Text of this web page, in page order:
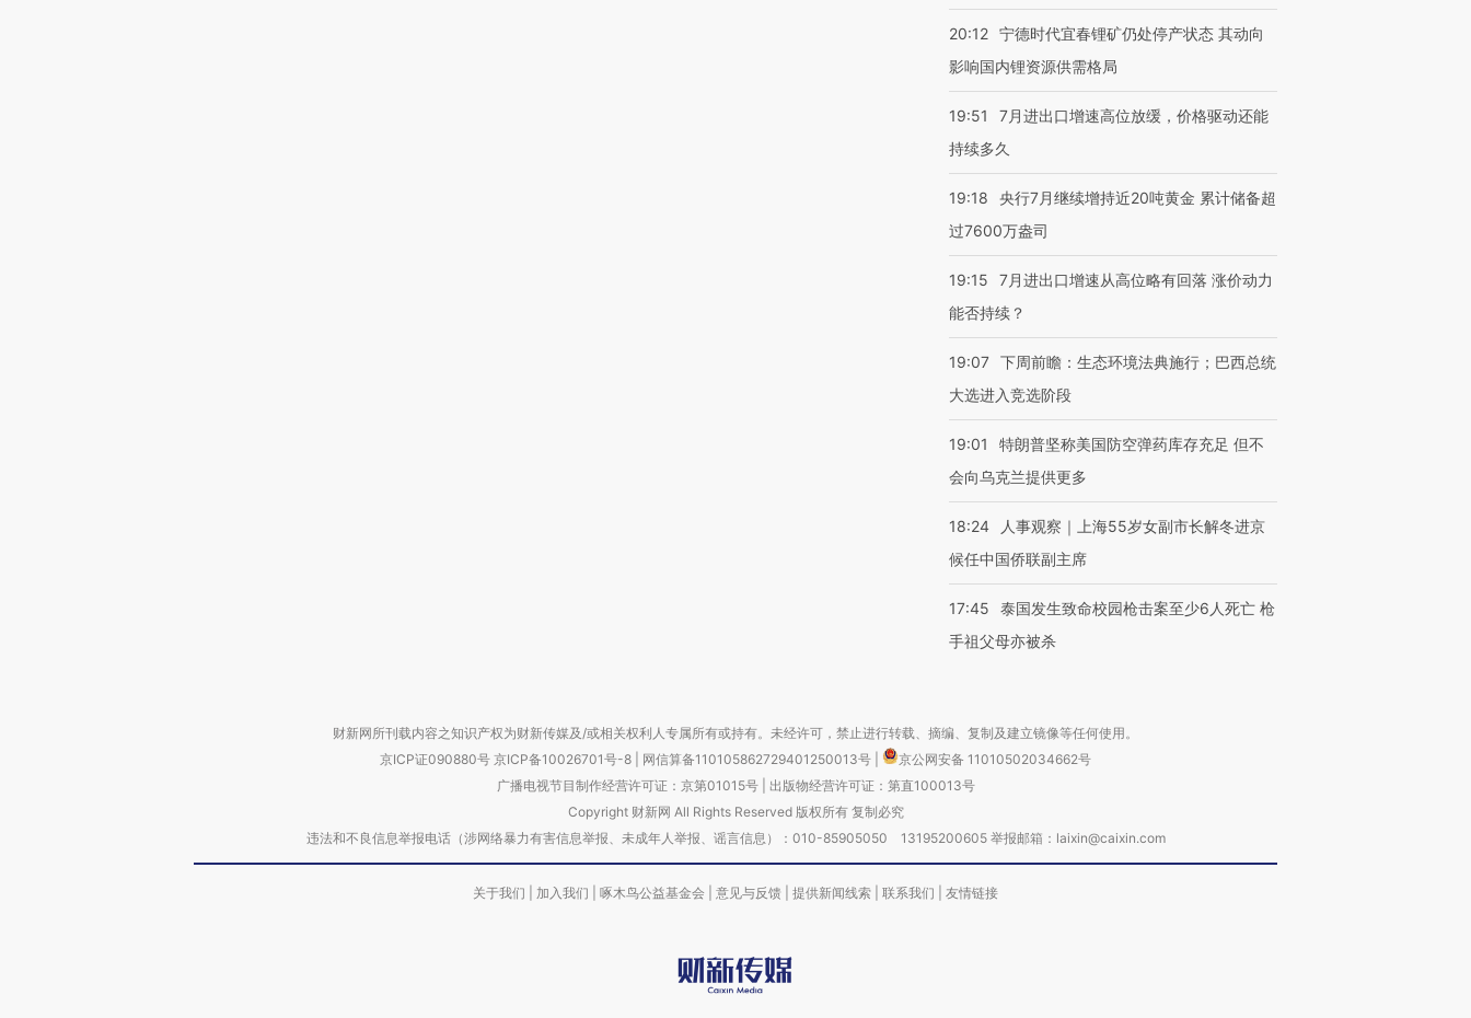
20:12 宁德时代宜春锂矿仍处停产状态 其动向
影响国内锂资源供需格局
19:51
7月进出口增速高位放缓，价格驱动还能
持续多久
19:18
央行7月继续增持近20吨黄金 累计储备超
过7600万盎司
19:15
7月进出口增速从高位略有回落 涨价动力
能否持续？
19:07 下周前瞻：生态环境法典施行；巴西总统
大选进入竞选阶段
19:01
特朗普坚称美国防空弹药库存充足 但不
会向乌克兰提供更多
18:24
人事观察｜上海55岁女副市长解冬进京
候任中国侨联副主席
17:45
泰国发生致命校园枪击案至少6人死亡 枪
手祖父母亦被杀
财新网所刊载内容之知识产权为财新传媒及/或相关权利人专属所有或持有。未经许可，禁止进行转载、摘编、复制及建立镜像等任何使用。
京ICP证090880号 京ICP备10026701号-8 网信算备110105862729401250013号
京公网安备 11010502034662号
广播电视节目制作经营许可证：京第01015号| 出版物经营许可证：第直100013号
Copyright 财新网 All Rights Reserved 版权所有 复制必究
违法和不良信息举报电话（涉网络暴力有害信息举报、未成年人举报、谣言信息）：010-85905050 13195200605 举报邮箱：laixin@caixin.com
关于我们 加入我们 啄木鸟公益基金会 意见与反馈 提供新闻线索 联系我们 友情链接